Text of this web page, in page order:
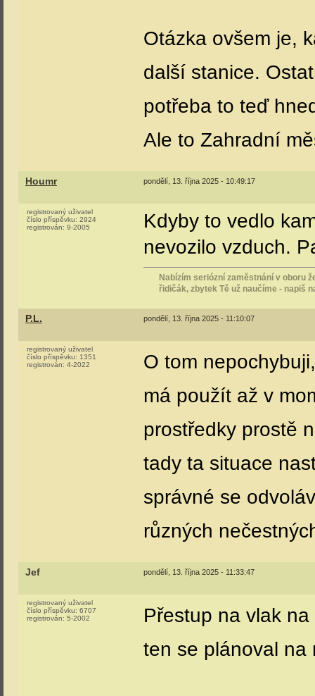
Otázka ovšem je,
další stanice.
potřeba to teď
Ale to Zahradní
Houmr pondělí, 13. října 2025 - 10:49:17
registrovaný uživatel
číslo příspěvku: 2924
registrován: 9-2005
Kdyby to vedlo
nevozilo vzduch.
Nabízím seriózní zaměstnání v oboru
řidičák, zbytek Tě už naučíme - napiš
P.L. pondělí, 13. října 2025 - 11:10:07
registrovaný uživatel
číslo příspěvku: 1351
registrován: 4-2022
O tom
má použít až v
prostředky prostě
tady ta situace
správné se
různých
Jef pondělí, 13. října 2025 - 11:33:47
registrovaný uživatel
číslo příspěvku: 6707
registrován: 5-2002
Přestup na vlak
ten se plánoval na